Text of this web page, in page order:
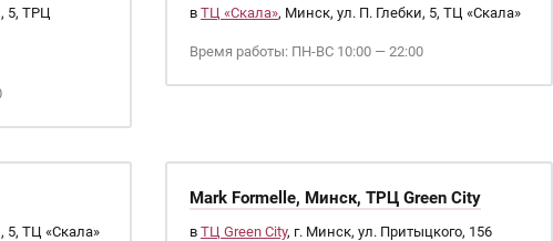
5, ТРЦ
в ТЦ «Скала», Минск, ул. П. Глебки, 5, ТЦ «Скала»
Время работы: ПН-ВС 10:00 — 22:00
5, ТЦ «Скала»
Mark Formelle, Минск, ТРЦ Green City
в ТЦ Green City, г. Минск, ул. Притыцкого, 156